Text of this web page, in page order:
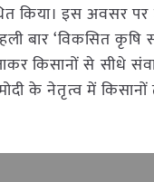
किया। इस अवसर पर
बार ‘विकसित
किसानों से
के नेतृत्व में